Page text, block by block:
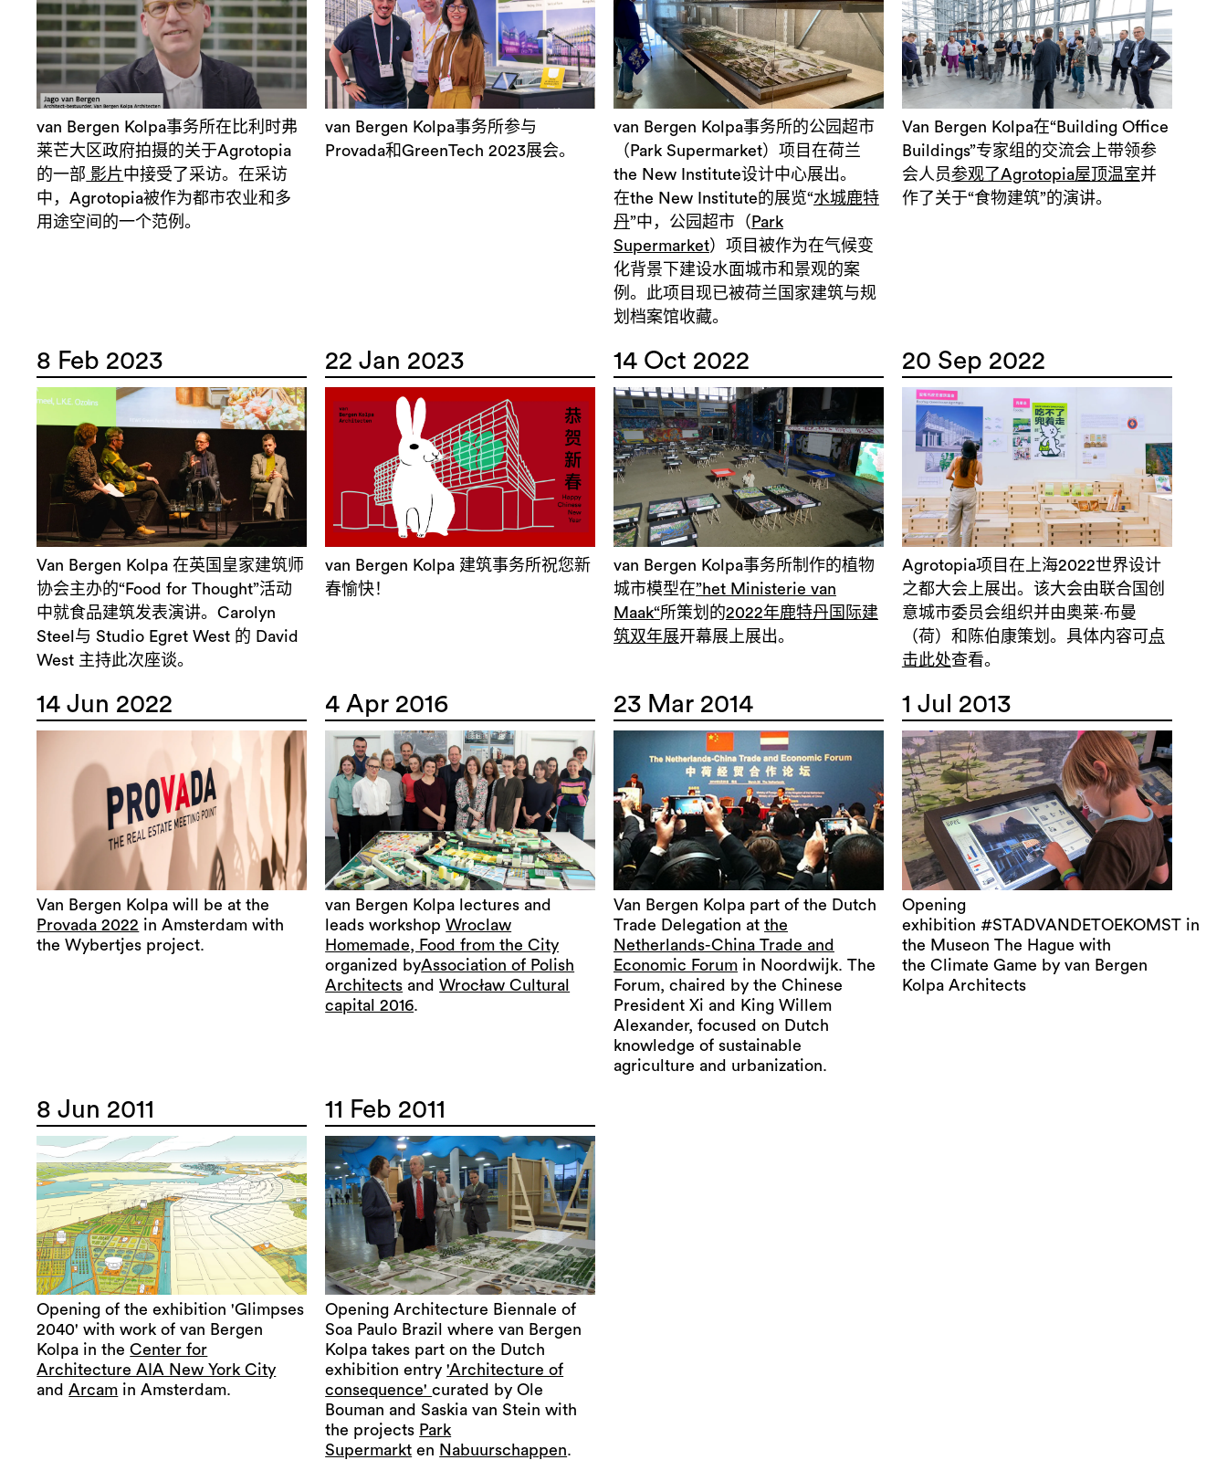
van Bergen Kolpa事务所在比利时弗
莱芒大区政府拍摄的关于Agrotopia
的一部 影片中接受了采访。在采访
中，Agrotopia被作为都市农业和多
用途空间的一个范例。
van Bergen Kolpa事务所参与
Provada和GreenTech 2023展会。
van Bergen Kolpa事务所的公园超市
（Park Supermarket）项目在荷兰
the New Institute设计中心展出。
在the New Institute的展览“水城鹿特
丹”中，公园超市（ Park
Supermarket）项目被作为在气候变
化背景下建设水面城市和景观的案
例。此项目现已被荷兰国家建筑与规
划档案馆收藏。
Van Bergen Kolpa在“Building Office
Buildings”专家组的交流会上带领参
会人员参观了Agrotopia屋顶温室并
作了关于“食物建筑”的演讲。
8 Feb 2023
Van Bergen Kolpa 在英国皇家建筑师
协会主办的“Food for Thought”活动
中就食品建筑发表演讲。Carolyn
Steel与 Studio Egret West 的 David
West 主持此次座谈。
22 Jan 2023
van Bergen Kolpa 建筑事务所祝您新
春愉快！
14 Oct 2022
van Bergen Kolpa事务所制作的植物
城市模型在”het Ministerie van
Maak“所策划的2022年鹿特丹国际建
筑双年展开幕展上展出。
20 Sep 2022
Agrotopia项目在上海2022世界设计
之都大会上展出。该大会由联合国创
意城市委员会组织并由奥莱·布曼
（荷）和陈伯康策划。具体内容可 点
击此处查看。
14 Jun 2022
Van Bergen Kolpa will be at the
Provada 2022 in Amsterdam with
the Wybertjes project.
4 Apr 2016
van Bergen Kolpa lectures and
leads workshopWroclaw
Homemade, Food from the City
organized byAssociation of Polish
Architects andWrocław Cultural
capital 2016
23 Mar 2014
Van Bergen Kolpa part of the Dutch
Trade Delegation at the
Netherlands-China Trade and
Economic Forum in Noordwijk. The
Forum, chaired by the Chinese
President Xi and King Willem
Alexander, focused on Dutch
knowledge of sustainable
agriculture and urbanization.
1 Jul 2013
Opening
exhibition #STADVANDETOEKOMST in
the Museon The Hague with
the Climate Game by van Bergen
Kolpa Architects
8 Jun 2011
Opening of the exhibition 'Glimpses
2040' with work of van Bergen
Kolpa in theCenter for
Architecture AIA New York City
andArcam in Amsterdam.
11 Feb 2011
Opening Architecture Biennale of
Soa Paulo Brazil where van Bergen
Kolpa takes part on the Dutch
exhibition entry'Architecture of
consequence'curated by Ole
Bouman and Saskia van Stein with
the projects Park
Supermarkt en Nabuurschappen.